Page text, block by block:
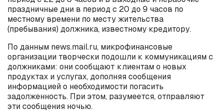
праздничные дни в период с 20 до 9 часов по
местному времени по месту жительства
(пребывания) должника, известному кредитору.
По данным news.mail.ru, микрофинансовые
организации творчески подошли к коммуникациям с
должниками: они сообщают клиентам о новых
продуктах и услугах, дополняя сообщения
информацией о необходимости погасить
задолженность. При этом, разумеется, отправляют
эти сообщения ночью.